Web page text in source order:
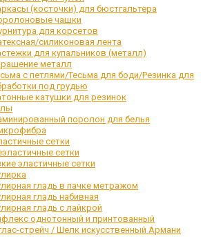
(косточки) для бюстгальтера
чашки
для корсетов
силиконовая лента
для купальников (металл)
металл
с петлями/Тесьма для боди/Резинка для
под грудью
катушки для резинок
поролон для белья
сетки
сетки
эластичные сетки
гладь в пачке метражом
гладь набивная
гладь с лайкрой
однотонный и принтованный
стрейч / Шелк искусственный Армани